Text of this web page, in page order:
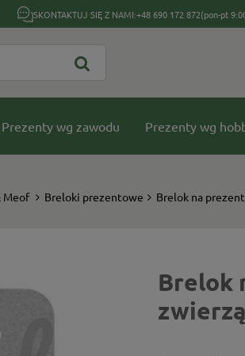
SKONTAKTUJ SIĘ Z NAMI:+48 690 172 872(pon-pt
Prezenty wg zawodu Prezenty wg
Meof Breloki prezentowe Brelok na
Brelok